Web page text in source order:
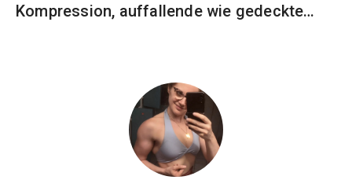
Kompression, auffallende wie gedeckte…